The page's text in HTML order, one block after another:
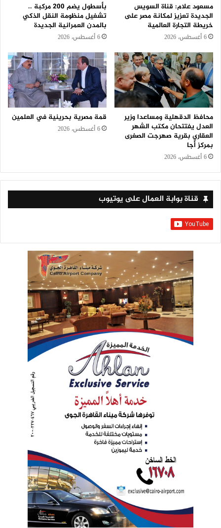
مسعود علام: قناة السويس
الجديدة تعزيز لمكانة مصر على
خريطة التجارة العالمية
6 أغسطس، 2026
بأسطول يضم 200 مركبة ..
تشغيل منظومة النقل الذكي
بالمدن العمرانية الجديدة
6 أغسطس، 2026
محافظ الدقهلية ومساعدا وزير
العدل يفتتحان مكتب الشهر
العقاري بقرية صهرجت الصغرى
بمركز أجا
6 أغسطس، 2026
قمة مصرية بحرينية في العلمين
6 أغسطس، 2026
قناة بوابة العمال على يوتيوب